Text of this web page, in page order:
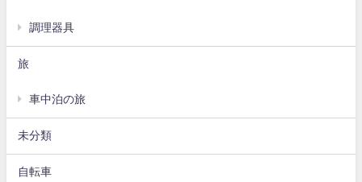
調理器具
旅
車中泊の旅
未分類
自転車